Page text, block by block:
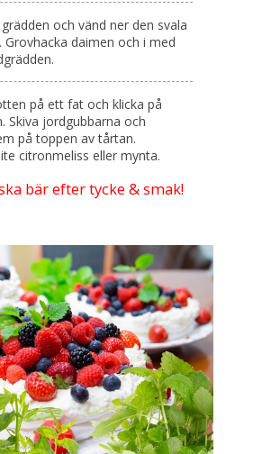
och vänd ner den svala
Grovhacka daimen och i med
på ett fat och klicka på
Skiva jordgubbarna och
på toppen av tårtan.
citronmeliss eller mynta.
bär efter tycke & smak!